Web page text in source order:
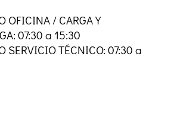
OFICINA / CARGA Y
07:30 a 15:30
SERVICIO TÉCNICO: 07:30 a